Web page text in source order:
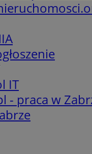
IT
- praca w